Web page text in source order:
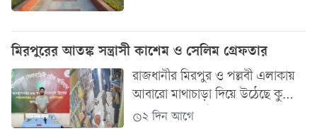
মিরপুরের আতঙ্ক সন্ত্রাসী কাশেম ও সেলিম গ্রেফতার
রাজধানীর মিরপুর ও পল্লবী এলাকায়
আবারো মাথাচাড়া দিয়ে উঠেছে কুখ্যাত
'কাশেম গ্যাং'। ফুটপাত থেকে শুরু করে
২ দিন আগে